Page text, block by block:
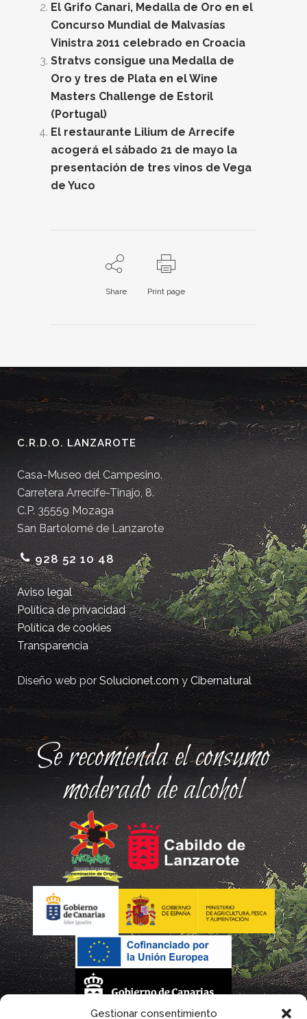
Gestionar consentimiento
El Grifo Canari, Medalla de Oro en el
Concurso Mundial de Malvasías
Vinistra 2011 celebrado en Croacia
Stratvs consigue una Medalla de
Oro y tres de Plata en el Wine
Masters Challenge de Estoril
(Portugal)
El restaurante Lilium de Arrecife
acogerá el sábado 21 de mayo la
presentación de tres vinos de Vega
de Yuco
Share Print page
C.R.D.O. LANZAROTE
Casa-Museo del Campesino.
Carretera Arrecife-Tinajo, 8.
C.P. 35559 Mozaga
San Bartolomé de Lanzarote
928 52 10 48
Aviso legal
Política de privacidad
Política de cookies
Transparencia
Diseño web porSolucionet.comyCibernatural
Se recomienda el consumo
moderado de alcohol